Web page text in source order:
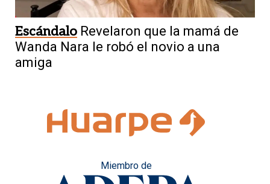
Escándalo Revelaron que la mamá de
Wanda Nara le robó el novio a una
amiga
Miembro de